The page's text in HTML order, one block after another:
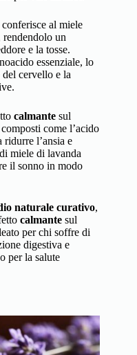
al miele
rendendolo un
e la tosse.
essenziale, lo
del cervello e la
calmante sul
come l’acido
l’ansia e
miele di lavanda
il sonno in modo
naturale curativo,
calmante sul
per chi soffre di
digestiva e
per la salute